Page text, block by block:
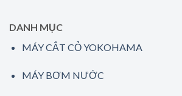
DANH MỤC
MÁY CẮT CỎ YOKOHAMA
MÁY BƠM NƯỚC